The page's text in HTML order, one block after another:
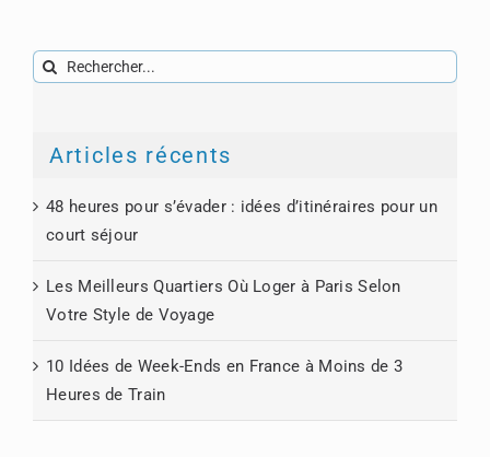
Rechercher:
Articles récents
48 heures pour s’évader : idées d’itinéraires pour un
court séjour
Les Meilleurs Quartiers Où Loger à Paris Selon
Votre Style de Voyage
10 Idées de Week-Ends en France à Moins de 3
Heures de Train